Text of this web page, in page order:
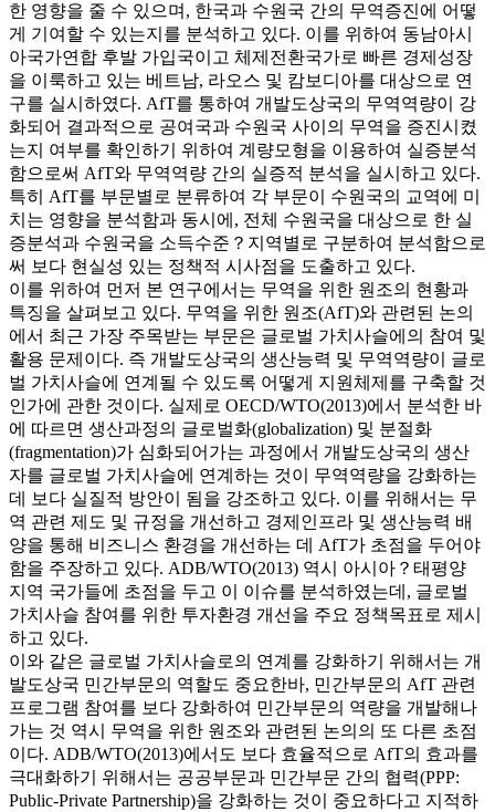
한 영향을 줄 수 있으며, 한국과 수원국 간의 무역증진에 어떻
게 기여할 수 있는지를 분석하고 있다. 이를 위하여 동남아시
아국가연합 후발 가입국이고 체제전환국가로 빠른 경제성장
을 이룩하고 있는 베트남, 라오스 및 캄보디아를 대상으로 연
구를 실시하였다. AfT를 통하여 개발도상국의 무역역량이 강
화되어 결과적으로 공여국과 수원국 사이의 무역을 증진시켰
는지 여부를 확인하기 위하여 계량모형을 이용하여 실증분석
함으로써 AfT와 무역역량 간의 실증적 분석을 실시하고 있다.
특히 AfT를 부문별로 분류하여 각 부문이 수원국의 교역에 미
치는 영향을 분석함과 동시에, 전체 수원국을 대상으로 한 실
증분석과 수원국을 소득수준？지역별로 구분하여 분석함으로
써 보다 현실성 있는 정책적 시사점을 도출하고 있다.
이를 위하여 먼저 본 연구에서는 무역을 위한 원조의 현황과
특징을 살펴보고 있다. 무역을 위한 원조(AfT)와 관련된 논의
에서 최근 가장 주목받는 부문은 글로벌 가치사슬에의 참여 및
활용 문제이다. 즉 개발도상국의 생산능력 및 무역역량이 글로
벌 가치사슬에 연계될 수 있도록 어떻게 지원체제를 구축할 것
인가에 관한 것이다. 실제로 OECD/WTO(2013)에서 분석한 바
에 따르면 생산과정의 글로벌화(globalization) 및 분절화
(fragmentation)가 심화되어가는 과정에서 개발도상국의 생산
자를 글로벌 가치사슬에 연계하는 것이 무역역량을 강화하는
데 보다 실질적 방안이 됨을 강조하고 있다. 이를 위해서는 무
역 관련 제도 및 규정을 개선하고 경제인프라 및 생산능력 배
양을 통해 비즈니스 환경을 개선하는 데 AfT가 초점을 두어야
함을 주장하고 있다. ADB/WTO(2013) 역시 아시아？태평양
지역 국가들에 초점을 두고 이 이슈를 분석하였는데, 글로벌
가치사슬 참여를 위한 투자환경 개선을 주요 정책목표로 제시
하고 있다.
이와 같은 글로벌 가치사슬로의 연계를 강화하기 위해서는 개
발도상국 민간부문의 역할도 중요한바, 민간부문의 AfT 관련
프로그램 참여를 보다 강화하여 민간부문의 역량을 개발해나
가는 것 역시 무역을 위한 원조와 관련된 논의의 또 다른 초점
이다. ADB/WTO(2013)에서도 보다 효율적으로 AfT의 효과를
극대화하기 위해서는 공공부문과 민간부문 간의 협력(PPP:
Public-Private Partnership)을 강화하는 것이 중요하다고 지적하